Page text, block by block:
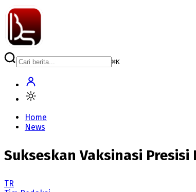
⌘K
Home
News
Sukseskan Vaksinasi
TR